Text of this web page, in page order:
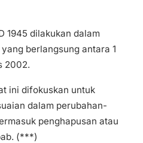
1945 dilakukan dalam
berlangsung antara 1
2002.
ini difokuskan untuk
dalam perubahan-
penghapusan atau
(***)